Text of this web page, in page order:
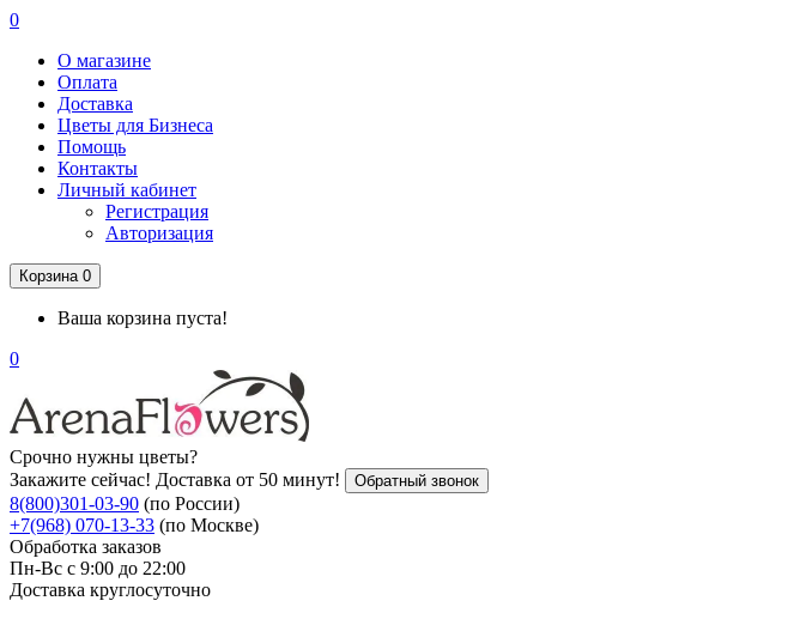
0
О магазине
Оплата
Доставка
Цветы для Бизнеса
Помощь
Контакты
Личный кабинет
Регистрация
Авторизация
Корзина 0
Ваша корзина пуста!
0
Срочно нужны цветы?
Закажите сейчас! Доставка от 50 минут!
Обратный звонок
8(800)301-03-90 (по России)
+7(968) 070-13-33 (по Москве)
Обработка заказов
Пн-Вс с 9:00 до 22:00
Доставка круглосуточно